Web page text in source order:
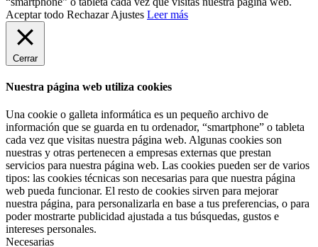
Aceptar todo Rechazar Ajustes Leer más
Cerrar
Nuestra página web utiliza cookies
Una cookie o galleta informática es un pequeño archivo de
información que se guarda en tu ordenador, “smartphone” o tableta
cada vez que visitas nuestra página web. Algunas cookies son
nuestras y otras pertenecen a empresas externas que prestan
servicios para nuestra página web. Las cookies pueden ser de varios
tipos: las cookies técnicas son necesarias para que nuestra página
web pueda funcionar. El resto de cookies sirven para mejorar
nuestra página, para personalizarla en base a tus preferencias, o para
poder mostrarte publicidad ajustada a tus búsquedas, gustos e
intereses personales.
Necesarias